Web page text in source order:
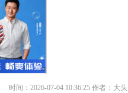
时间：2026-07-04 10:36:25 作者：大头